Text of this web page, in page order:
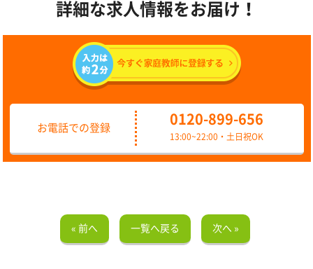
詳細な求人情報をお届け！
お電話での登録
0120-899-656
13:00~22:00・土日祝OK
« 前へ 一覧へ戻る 次へ »